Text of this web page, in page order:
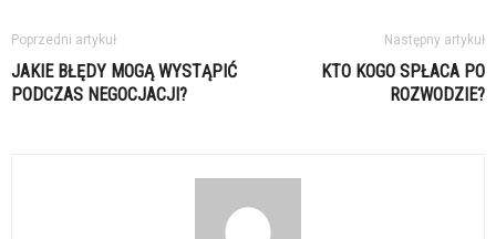
Poprzedni artykuł
JAKIE BŁĘDY MOGĄ WYSTĄPIĆ
PODCZAS NEGOCJACJI?
Następny artykuł
KTO KOGO SPŁACA PO
ROZWODZIE?